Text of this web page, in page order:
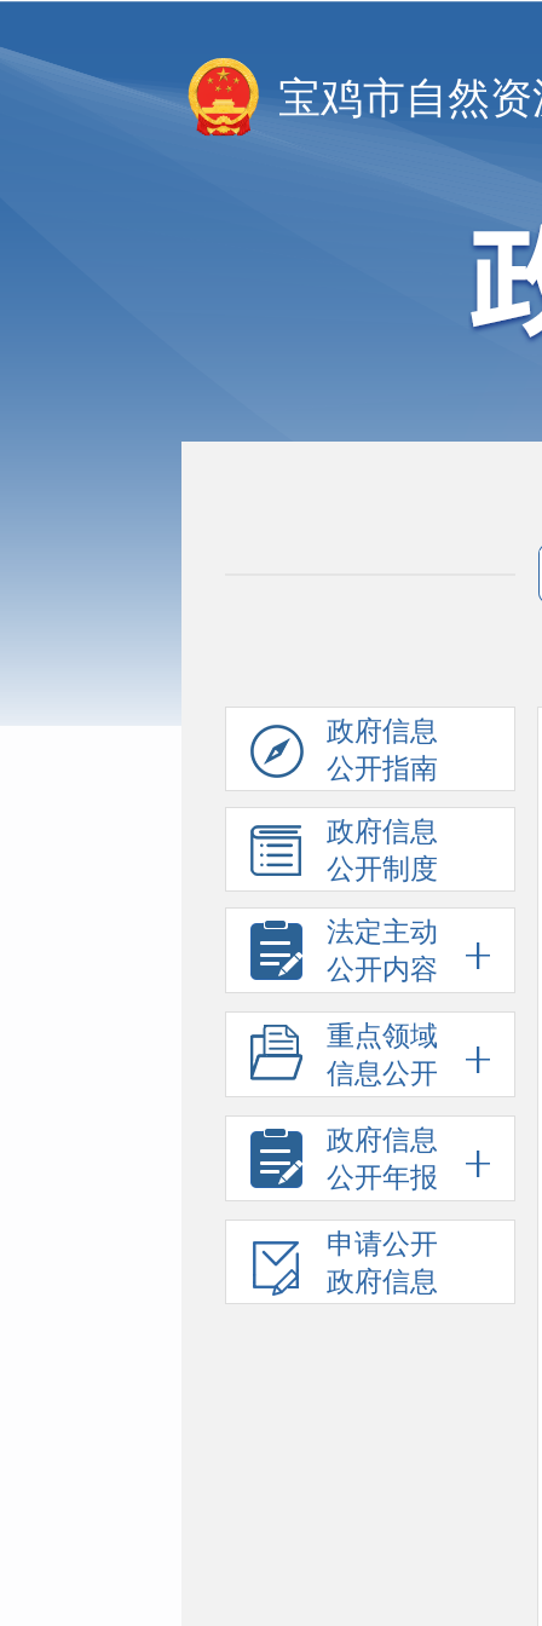
宝鸡市自然
政府信息
公开指南
政府信息
公开制度
法定主动
公开内容
重点领域
信息公开
政府信息
公开年报
申请公开
政府信息